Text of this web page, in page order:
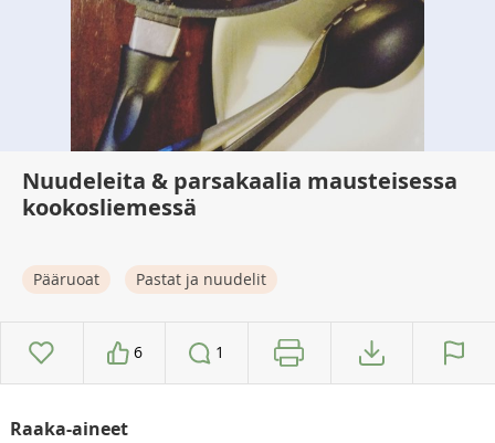
Nuudeleita & parsakaalia mausteisessa
kookosliemessä
Pääruoat Pastat ja nuudelit
6 1
Raaka-aineet